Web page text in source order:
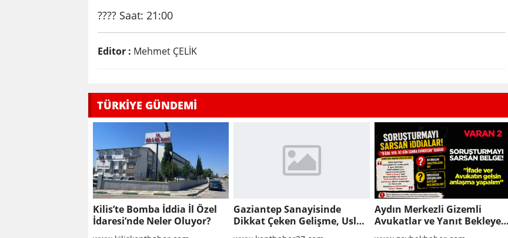
???? Saat: 21:00
Editor : Mehmet ÇELİK
TÜRKİYE GÜNDEMİ
Kilis’te Bomba İddia İl Özel
İdaresi’nde Neler Oluyor?
Gaziantep Sanayisinde
Dikkat Çeken Gelişme, Uslu
Group Finansal Yeniden
Aydın Merkezli Gizemli
Avukatlar ve Yanıt Bekleyen